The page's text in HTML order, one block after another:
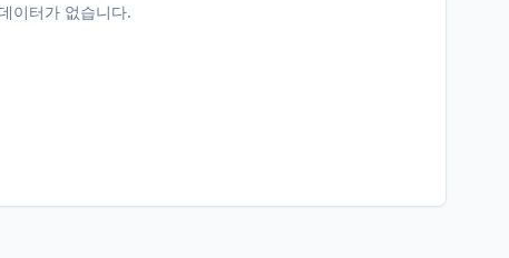
이터가 없습니다.